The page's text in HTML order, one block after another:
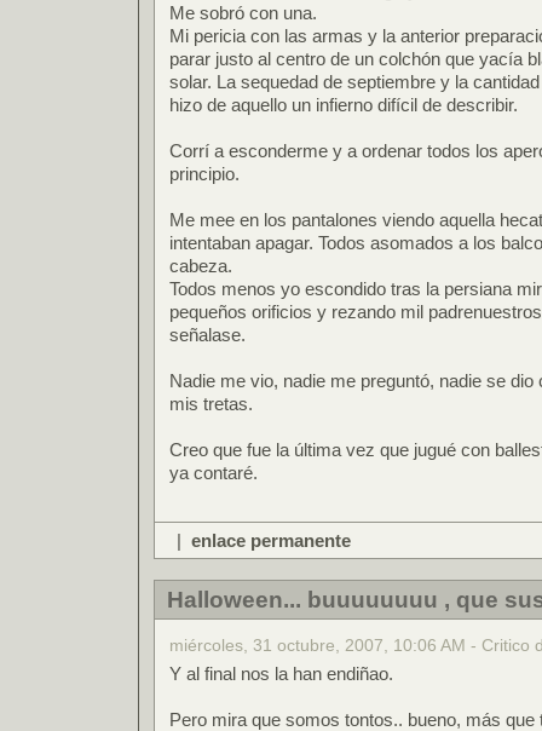
Me sobró con una.
Mi pericia con las armas y la anterior
parar justo al centro de un colchón que yacía
solar. La sequedad de septiembre y la
hizo de aquello un infierno difícil de describir.
Corrí a esconderme y a ordenar todos los
principio.
Me mee en los pantalones viendo aquella
intentaban apagar. Todos asomados a los
cabeza.
Todos menos yo escondido tras la persiana
pequeños orificios y rezando mil
señalase.
Nadie me vio, nadie me preguntó, nadie se
mis tretas.
Creo que fue la última vez que jugué con
ya contaré.
| enlace permanente
Halloween... buuuuuuuu , que
miércoles, 31 octubre, 2007, 10:06 AM - Critico
Y al final nos la han endiñao.
Pero mira que somos tontos.. bueno, más